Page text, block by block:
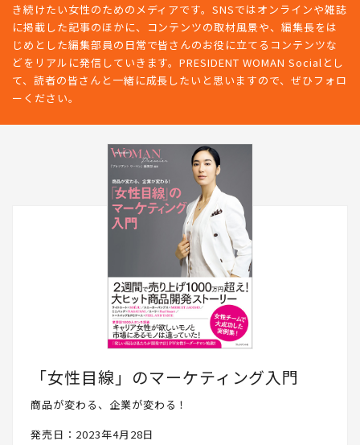
き続けたい女性のためのメディアです。SNSではオンラインや雑誌
に掲載した記事のほかに、コンテンツの取材風景や、編集長をは
じめとした編集部員の日常で皆さんのお役に立てるコンテンツな
どをリアルに発信していきます。PRESIDENT WOMAN Socialとし
て、読者の皆さんと一緒に成長したいと思いますので、ぜひフォロ
ーください。
「女性目線」のマーケティング入門
商品が変わる、企業が変わる！
発売日：2023年4月28日